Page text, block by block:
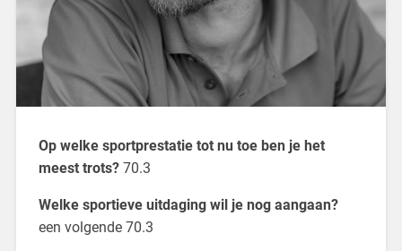
Op welke sportprestatie tot nu toe ben je het
meest trots? 70.3
Welke sportieve uitdaging wil je nog aangaan?
een volgende 70.3